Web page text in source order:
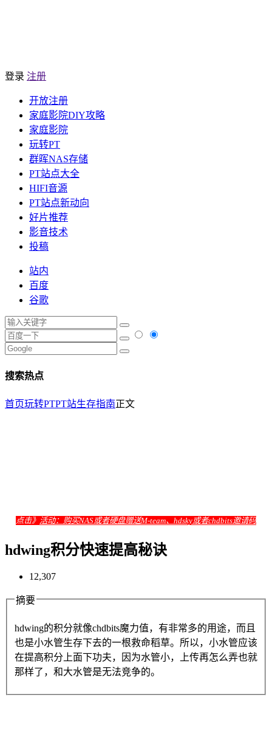
登录 注册
开放注册
家庭影院DIY攻略
家庭影院
玩转PT
群晖NAS存储
PT站点大全
HIFI音源
PT站点新动向
好片推荐
影音技术
投稿
站内
百度
谷歌
搜索热点
首页玩转PTPT站生存指南正文
点击》 活动：购买NAS或者硬盘赠送M-team、hdsky或者chdbits邀请码
hdwing积分快速提高秘诀
12,307
摘要
hdwing的积分就像chdbits魔力值，有非常多的用途，而且
也是小水管生存下去的一根救命稻草。所以，小水管应该
在提高积分上面下功夫，因为水管小，上传再怎么弄也就
那样了，和大水管是无法竞争的。